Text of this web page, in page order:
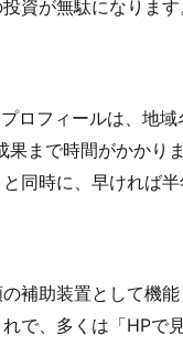
資が無駄になります
ロフィールは、地
果まで時間がかかり
同時に、早ければ半
補助装置として機
で、多くは「HPで